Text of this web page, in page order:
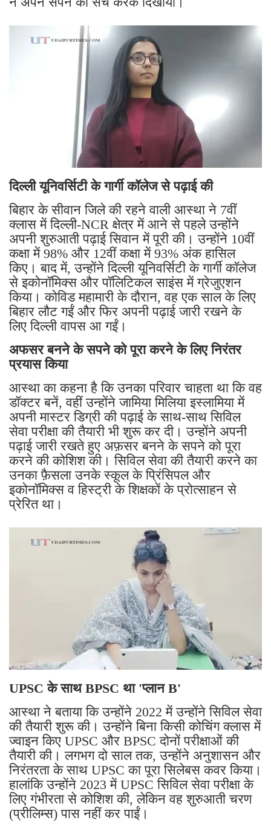
दिल्ली यूनिवर्सिटी के गार्गी कॉलेज से पढ़ाई की
बिहार के सीवान जिले की रहने वाली आस्था ने 7वीं
क्लास में दिल्ली-NCR क्षेत्र में आने से पहले उन्होंने
अपनी शुरुआती पढ़ाई सिवान में पूरी की। उन्होंने 10वीं
कक्षा में 98% और 12वीं कक्षा में 93% अंक हासिल
किए। बाद में, उन्होंने दिल्ली यूनिवर्सिटी के गार्गी कॉलेज
से इकोनॉमिक्स और पॉलिटिकल साइंस में ग्रेजुएशन
किया। कोविड महामारी के दौरान, वह एक साल के लिए
बिहार लौट गईं और फिर अपनी पढ़ाई जारी रखने के
लिए दिल्ली वापस आ गईं।
अफसर बनने के सपने को पूरा करने के लिए निरंतर
प्रयास किया
आस्था का कहना है कि उनका परिवार चाहता था कि वह
डॉक्टर बनें, वहीं उन्होंने जामिया मिलिया इस्लामिया में
अपनी मास्टर डिग्री की पढ़ाई के साथ-साथ सिविल
सेवा परीक्षा की तैयारी भी शुरू कर दी। उन्होंने अपनी
पढ़ाई जारी रखते हुए अफ़सर बनने के सपने को पूरा
करने की कोशिश की। सिविल सेवा की तैयारी करने का
उनका फ़ैसला उनके स्कूल के प्रिंसिपल और
इकोनॉमिक्स व हिस्ट्री के शिक्षकों के प्रोत्साहन से
प्रेरित था।
UPSC के साथ BPSC था 'प्लान B'
आस्था ने बताया कि उन्होंने 2022 में उन्होंने सिविल सेवा
की तैयारी शुरू की। उन्होंने बिना किसी कोचिंग क्लास में
ज्वाइन किए UPSC और BPSC दोनों परीक्षाओं की
तैयारी की। लगभग दो साल तक, उन्होंने अनुशासन और
निरंतरता के साथ UPSC का पूरा सिलेबस कवर किया।
हालांकि उन्होंने 2023 में UPSC सिविल सेवा परीक्षा के
लिए गंभीरता से कोशिश की, लेकिन वह शुरुआती चरण
(प्रीलिम्स) पास नहीं कर पाईं।